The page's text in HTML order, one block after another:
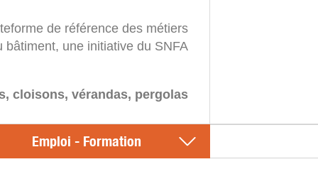
de référence des métiers
bâtiment, une initiative du SNFA
cloisons, vérandas, pergolas
Emploi - Formation